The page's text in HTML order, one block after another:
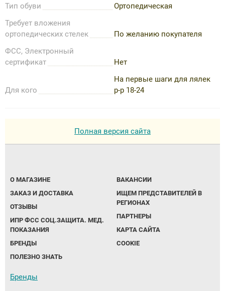
Тип обуви
Ортопедическая
Требует вложения
ортопедических стелек
По желанию покупателя
ФСС, Электронный
сертификат
Нет
Для кого
На первые шаги для лялек
р-р 18-24
Полная версия сайта
О МАГАЗИНЕ
ЗАКАЗ И ДОСТАВКА
ОТЗЫВЫ
ИПР ФСС СОЦ.ЗАЩИТА. МЕД.
ПОКАЗАНИЯ
БРЕНДЫ
ПОЛЕЗНО ЗНАТЬ
ВАКАНСИИ
ИЩЕМ ПРЕДСТАВИТЕЛЕЙ В
РЕГИОНАХ
ПАРТНЕРЫ
КАРТА САЙТА
COOKIE
Бренды